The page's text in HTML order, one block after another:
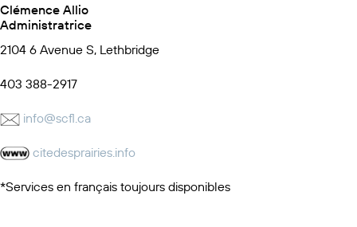
Clémence Allio
Administratrice
2104 6 Avenue S, Lethbridge
403 388-2917
info@scfl.ca
citedesprairies.info
*Services en français toujours disponibles